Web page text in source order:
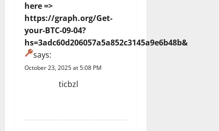
here =>
https://graph.org/Get-
your-BTC-09-04?
hs=3adc60d206057a5a852c3145a9e6b48b&
says:
October 23, 2025 at 5:08 PM
ticbzl